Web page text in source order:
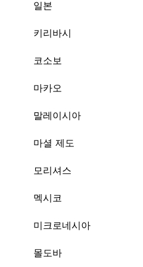
일본
키리바시
코소보
마카오
말레이시아
마셜 제도
모리셔스
멕시코
미크로네시아
몰도바